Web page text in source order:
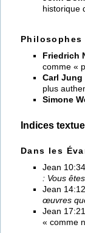
historique
Friedrich
comme «
Carl Jung
plus
Simone
Indices
Dans les
Jean
: Vous
Jean
œuvres
Jean
« comme